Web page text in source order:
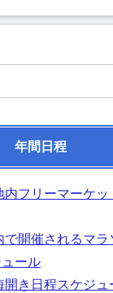
年間日程
内フリーマーケ
で開催されるマ
ール
開き日程スケジュ